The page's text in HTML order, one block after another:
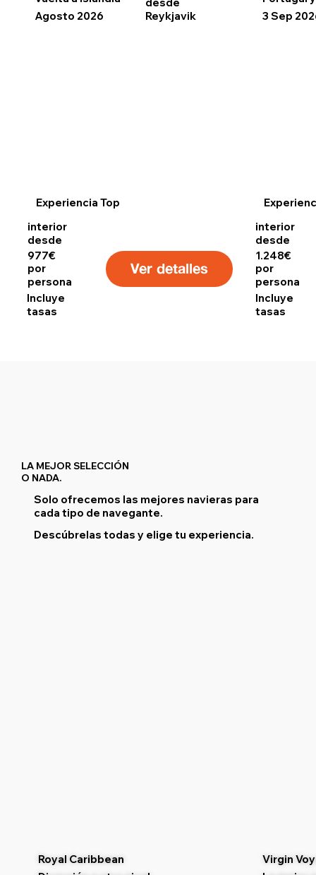
Agosto 2026
Reykjavik
Experiencia Top
interior
desde
977€
por
persona
Incluye
tasas
Ver detalles
3 Sep
interior
desde
1.248€
por
persona
Incluye
tasas
LA MEJOR SELECCIÓN
O NADA.
Solo ofrecemos las mejores navieras para
cada tipo de navegante.
Descúbrelas todas y elige tu experiencia.
Royal Caribbean
Virgin